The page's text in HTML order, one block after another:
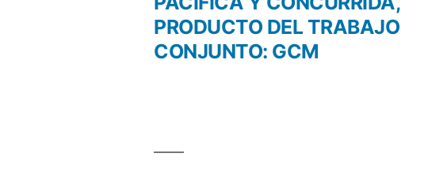
PRODUCTO DEL TRABAJO
CONJUNTO: GCM